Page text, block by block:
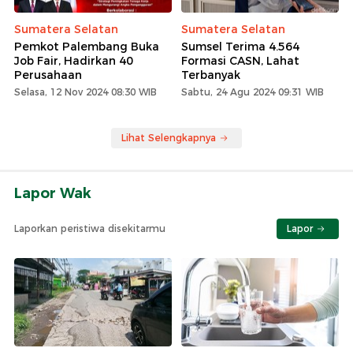
Sumatera Selatan
Pemkot Palembang Buka
Job Fair, Hadirkan 40
Perusahaan
Selasa, 12 Nov 2024 08:30 WIB
Sumatera Selatan
Sumsel Terima 4.564
Formasi CASN, Lahat
Terbanyak
Sabtu, 24 Agu 2024 09:31 WIB
Lihat Selengkapnya
Lapor Wak
Laporkan peristiwa disekitarmu Lapor